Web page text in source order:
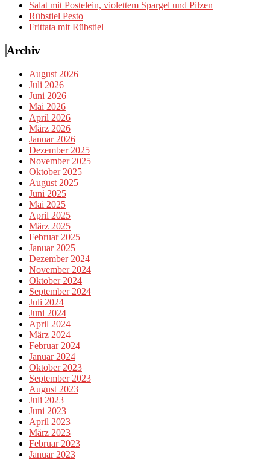
Salat mit Postelein, violettem Spargel und Pilzen
Rübstiel Pesto
Frittata mit Rübstiel
Archiv
August 2026
Juli 2026
Juni 2026
Mai 2026
April 2026
März 2026
Januar 2026
Dezember 2025
November 2025
Oktober 2025
August 2025
Juni 2025
Mai 2025
April 2025
März 2025
Februar 2025
Januar 2025
Dezember 2024
November 2024
Oktober 2024
September 2024
Juli 2024
Juni 2024
April 2024
März 2024
Februar 2024
Januar 2024
Oktober 2023
September 2023
August 2023
Juli 2023
Juni 2023
April 2023
März 2023
Februar 2023
Januar 2023